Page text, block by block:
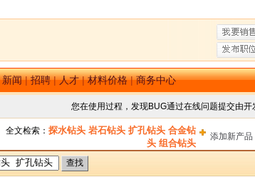
新闻|招聘|人才|材料价格|商务中心
您在使用过程，发现BUG通过在线问题提交由
全文检索： 探水钻头 岩石钻头 扩孔钻头 合金钻
头 组合钻头
添加新产品